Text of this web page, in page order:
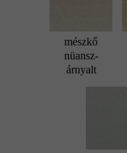
mészkő
nüansz-
árnyalt